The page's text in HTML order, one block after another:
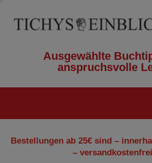
Ausgewählte
anspruchsvolle
Bestellungen ab 25€ sind –
–